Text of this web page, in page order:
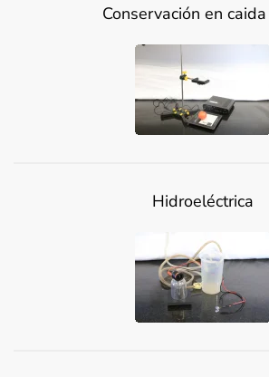
Conservación en
Hidroeléctrica